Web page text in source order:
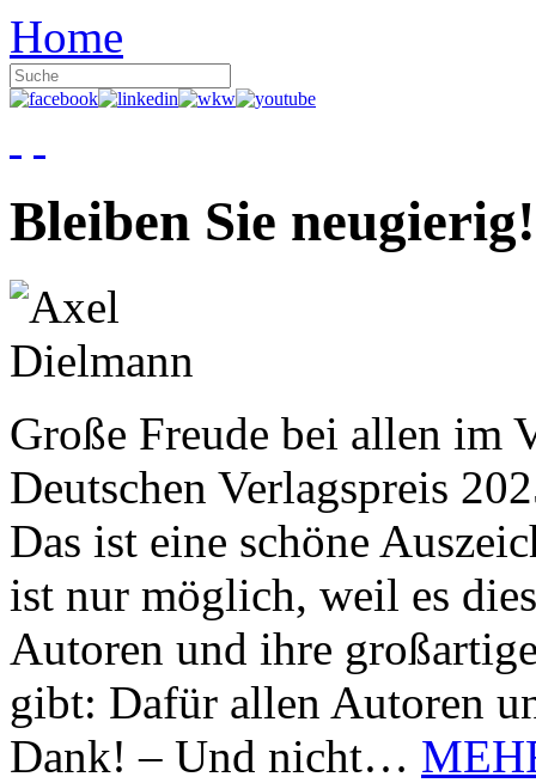
Home
Bleiben Sie neugierig!
Große Freude bei allen im
Deutschen Verlagspreis
Das ist eine schöne
ist nur möglich, weil es
Autoren und ihre
gibt: Dafür allen Autoren
Dank! – Und nicht…